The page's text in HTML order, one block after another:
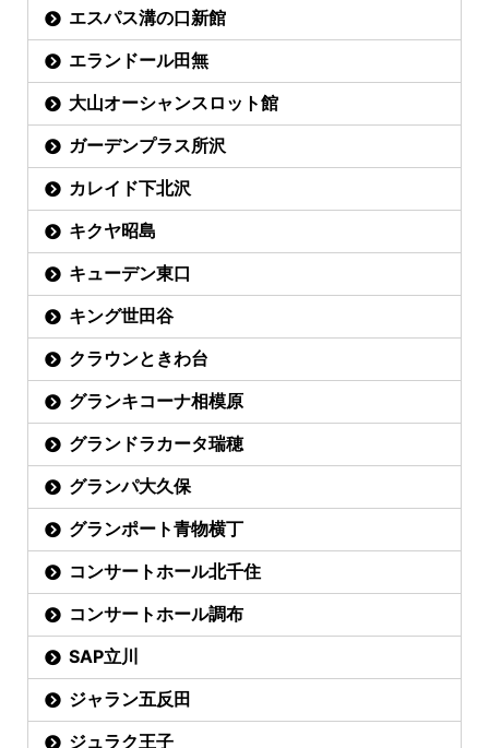
エスパス溝の口新館
エランドール田無
大山オーシャンスロット館
ガーデンプラス所沢
カレイド下北沢
キクヤ昭島
キューデン東口
キング世田谷
クラウンときわ台
グランキコーナ相模原
グランドラカータ瑞穂
グランパ大久保
グランポート青物横丁
コンサートホール北千住
コンサートホール調布
SAP立川
ジャラン五反田
ジュラク王子